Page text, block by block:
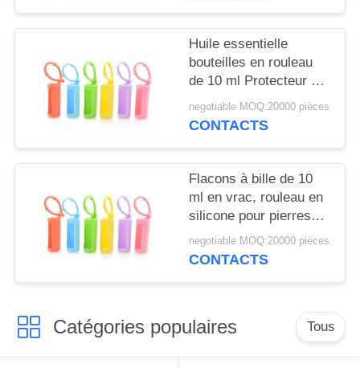
UN
PLAN
SITE
PRIVACY
POLICY
pour flacon
Huile essentielle
bouteilles en rouleau
de 10 ml Protecteur à
manches en silicone
coloré Pour les
negotiable MOQ:20000 pièces
CONTACTS
Flacons à bille de 10
ml en vrac, rouleau en
silicone pour pierres
précieuses, support
pour flacons roll-on de
protection de voyage
negotiable MOQ:20000 pièces
CONTACTS
Catégories populaires Tous